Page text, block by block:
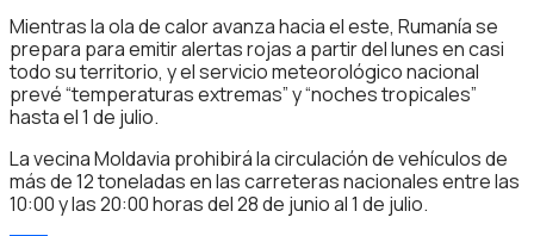
Mientras la ola de calor avanza hacia el este, Rumanía se
prepara para emitir alertas rojas a partir del lunes en casi
todo su territorio, y el servicio meteorológico nacional
prevé “temperaturas extremas” y “noches tropicales”
hasta el 1 de julio.
La vecina Moldavia prohibirá la circulación de vehículos de
más de 12 toneladas en las carreteras nacionales entre las
10:00 y las 20:00 horas del 28 de junio al 1 de julio.